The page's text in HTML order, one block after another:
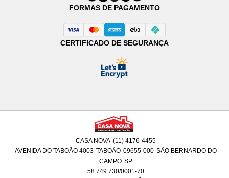
FORMAS DE PAGAMENTO
CERTIFICADO DE SEGURANÇA
CASA NOVA (11) 4176-4455
AVENIDA DO TABOÃO 4003 TABOÃO 09655-000 SÃO BERNARDO DO
CAMPO SP
58.749.730/0001-70